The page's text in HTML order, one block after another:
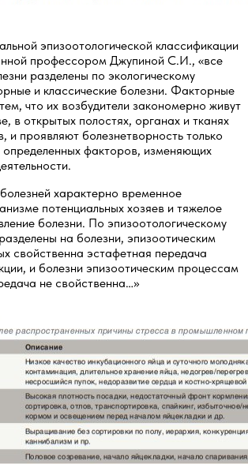
эпизоотологической классификации
профессором Джупиной С.И., «все
разделены по экологическому
и классические болезни. Факторные
что их возбудители закономерно живут
в открытых полостях, органах и тканях
и проявляют болезнетворность только
определенных факторов, изменяющих
характерно временное
потенциальных хозяев и тяжелое
болезни. По эпизоотологическому
на болезни, эпизоотическим
свойственна эстафетная передача
и болезни эпизоотическим процессам
не свойственна…»